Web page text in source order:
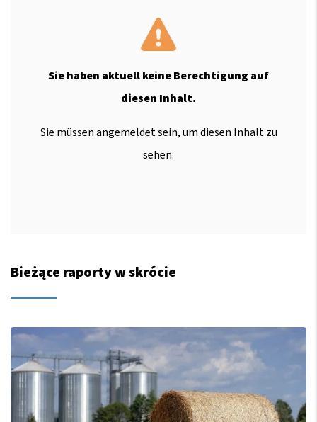
Sie haben aktuell keine Berechtigung auf
diesen Inhalt.
Sie müssen angemeldet sein, um diesen Inhalt zu
sehen.
Bieżące raporty w skrócie